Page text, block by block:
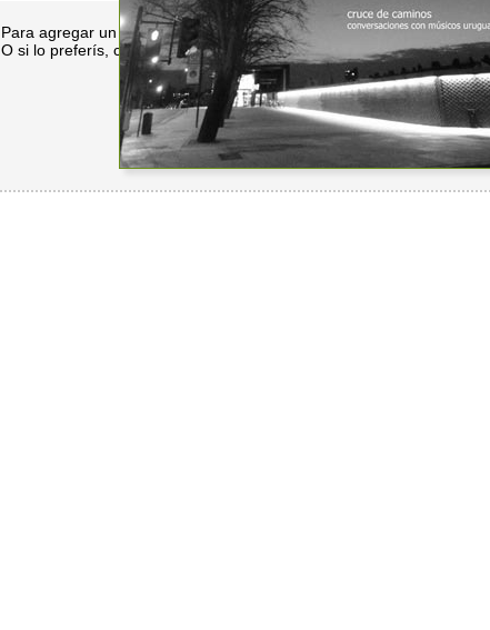
Para agregar un comentario es necesario hacer
login.
O si lo preferís, con
Facebook